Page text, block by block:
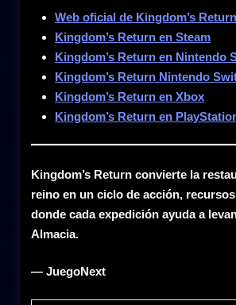
Web oficial de Kingdom’s Return
Kingdom’s Return en Steam
Kingdom’s Return en Nintendo
Kingdom’s Return Nintendo
Kingdom’s Return en Xbox
Kingdom’s Return en
Kingdom’s Return convierte la
reino en un ciclo de acción,
donde cada expedición ayuda a
Almacia.
— JuegoNext